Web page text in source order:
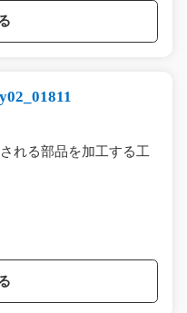
れる部品を加工する工